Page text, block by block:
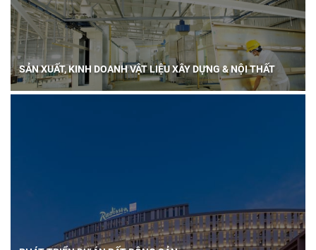
SẢN XUẤT, KINH DOANH VẬT LIỆU XÂY DỰNG & NỘI THẤT